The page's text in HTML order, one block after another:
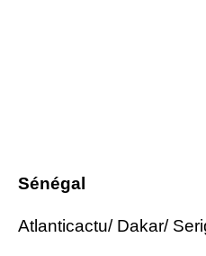
Sénégal
Atlanticactu/ Dakar/